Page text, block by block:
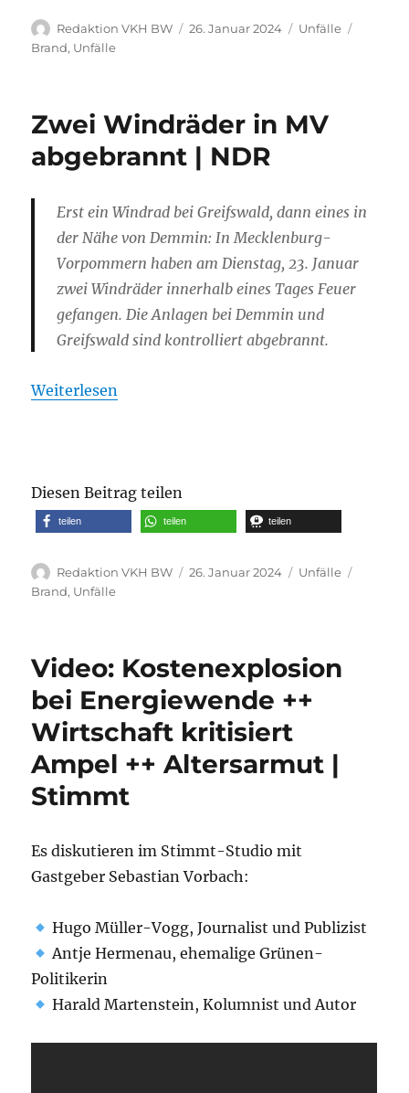
Autor
Redaktion VKH BW
Veröffentlicht
26. Januar 2024 Kategorien
Unfälle
Brand, Unfälle
Zwei Windräder in MV
abgebrannt | NDR
Erst ein Windrad bei Greifswald, dann eines in
der Nähe von Demmin: In Mecklenburg-
Vorpommern haben am Dienstag, 23. Januar
zwei Windräder innerhalb eines Tages Feuer
gefangen. Die Anlagen bei Demmin und
Greifswald sind kontrolliert abgebrannt.
Weiterlesen
Diesen Beitrag teilen
teilen teilen teilen
Autor
Redaktion VKH BW
Veröffentlicht
26. Januar 2024 Kategorien
Unfälle
Brand, Unfälle
Video: Kostenexplosion
bei Energiewende ++
Wirtschaft kritisiert
Ampel ++ Altersarmut |
Stimmt
Es diskutieren im Stimmt-Studio mit
Gastgeber Sebastian Vorbach:
Hugo Müller-Vogg, Journalist und Publizist
Antje Hermenau, ehemalige Grünen-
Politikerin
Harald Martenstein, Kolumnist und Autor